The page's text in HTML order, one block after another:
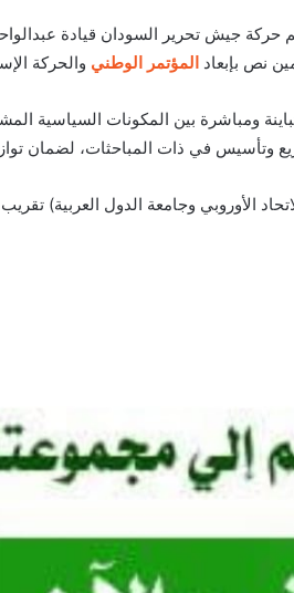
جيش تحرير السودان قيادة
نص بإبعاد المؤتمر الوطني والحركة
ومباشرة بين المكونات السياسية
في ذات المباحثات، لضمان
الأوروبي وجامعة الدول العربية)